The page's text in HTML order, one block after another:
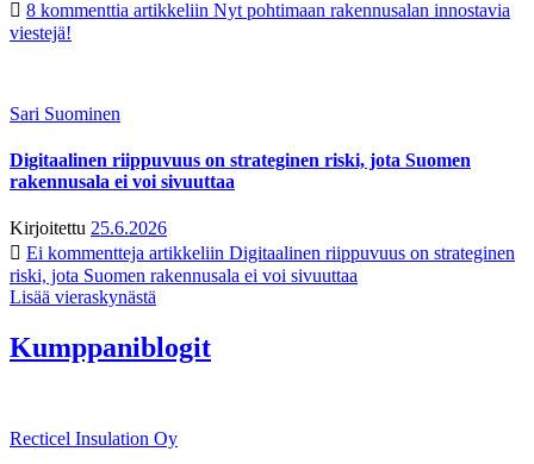
8 kommenttia artikkeliin Nyt pohtimaan rakennusalan innostavia
viestejä!
Sari Suominen
Digitaalinen riippuvuus on strateginen riski, jota Suomen
rakennusala ei voi sivuuttaa
Kirjoitettu 25.6.2026
Ei kommentteja artikkeliin Digitaalinen riippuvuus on strateginen
riski, jota Suomen rakennusala ei voi sivuuttaa
Lisää vieraskynästä
Kumppaniblogit
Recticel Insulation Oy